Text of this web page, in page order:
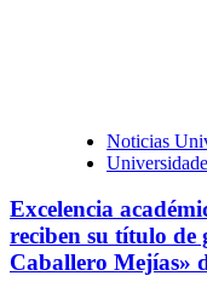
Noticias
Excelencia
reciben su título de
Caballero Mejías»